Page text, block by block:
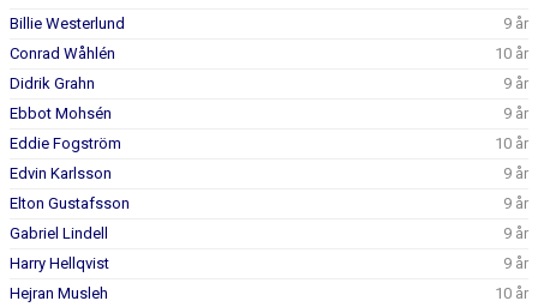
Billie Westerlund
9 år
Conrad Wåhlén
10 år
Didrik Grahn
9 år
Ebbot Mohsén
9 år
Eddie Fogström
10 år
Edvin Karlsson
9 år
Elton Gustafsson
9 år
Gabriel Lindell
9 år
Harry Hellqvist
9 år
Hejran Musleh
10 år